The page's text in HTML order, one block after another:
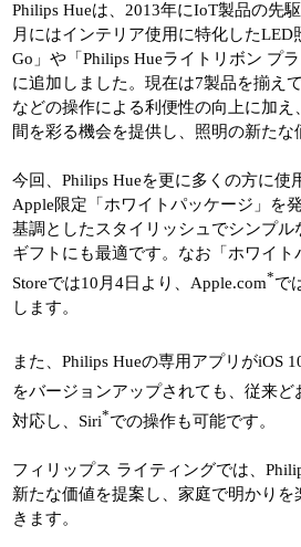
Philips Hueは、2013年にIoT製品の先
月にはインテリア使用に特化したLED
Go」や「Philips Hueライトリボン プ
に追加しました。現在は7製品を揃え
などの操作による利便性の向上に加
間を彩る機会を提供し、照明の新たな
今回、Philips Hueを更に多くの方に使
Apple限定「ホワイトパッケージ」を
基調としたスタイリッシュでシンプル
ギフトにも最適です。なお「ホワイト
Storeでは10月4日より、Apple.com*で
します。
また、Philips Hueの専用アプリがiOS
をバージョンアップされても、従来ど
対応し、Siri*での操作も可能です。
フィリップス ライティングでは、
新たな価値を提案し、家庭で明かり
きます。